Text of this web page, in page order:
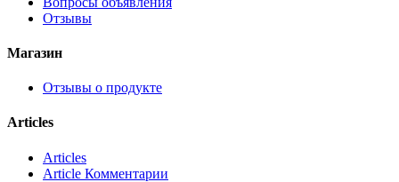
Отзывы
Магазин
Отзывы о продукте
Articles
Articles
Article Комментарии